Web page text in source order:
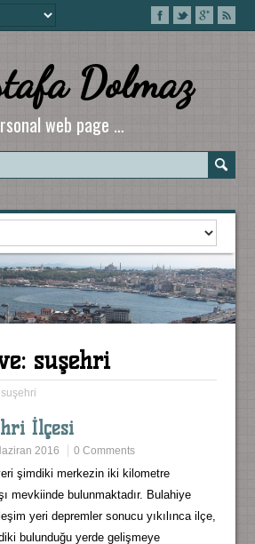
Dolmaz
web page …
suşehri
suşehri
İlçesi
2016 0 Comments
şimdiki merkezin iki kilometre
mevkiinde bulunmaktadır. Bulahiye
yeri depremler sonucu yıkılınca ilçe,
bulunduğu yerde gelişmeye